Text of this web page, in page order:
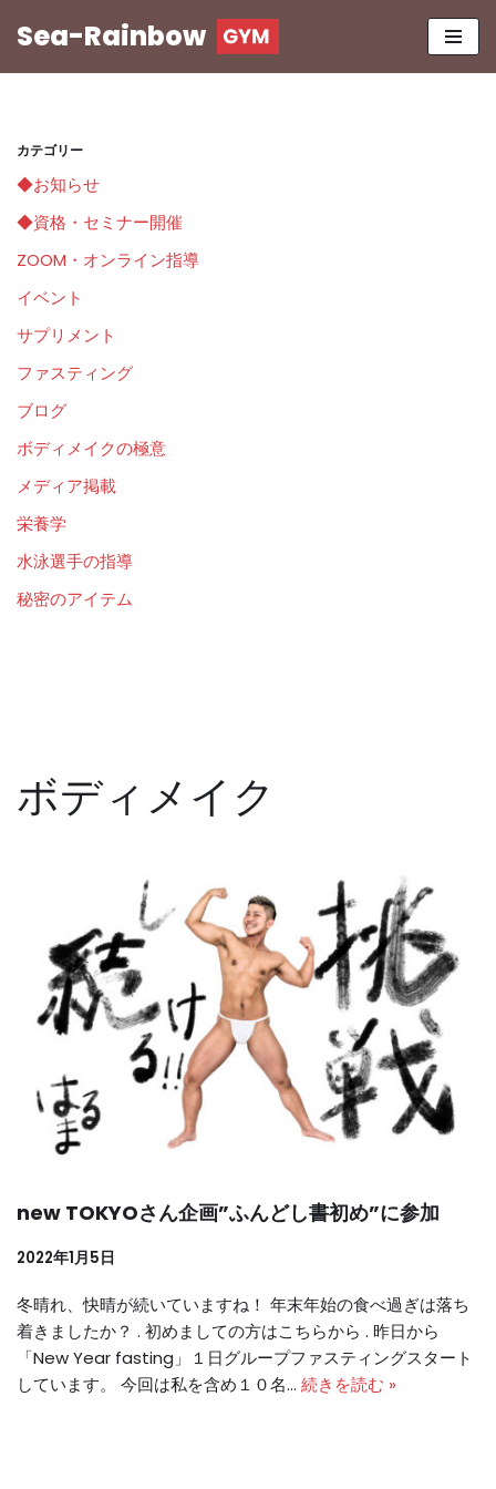
へ
ス
ッ
プ
Sea-Rainbow
カテゴリー
◆お知らせ
◆資格・セミナー開催
ZOOM・オンライン指導
イベント
サプリメント
ファスティング
ブログ
ボディメイクの極意
メディア掲載
栄養学
水泳選手の指導
秘密のアイテム
ボディメイク
new TOKYOさん企画”ふんどし書初め”に参加
2022年1月5日
冬晴れ、快晴が続いていますね！ 年末年始の食べ過ぎは落ち
着きましたか？ . 初めましての方はこちらから . 昨日から
「New Year fasting」１日グループファスティングスタート
しています。 今回は私を含め１０名… 続きを読む »